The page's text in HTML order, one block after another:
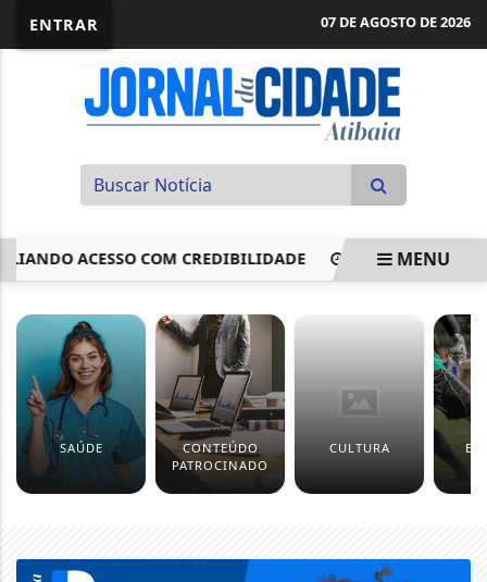
ENTRAR 07 DE AGOSTO DE 2026
ACESSO COM CREDIBILIDADE CARRETA DOMENU
SAÚDE
CONTEÚDO
PATROCINADO
CULTURA